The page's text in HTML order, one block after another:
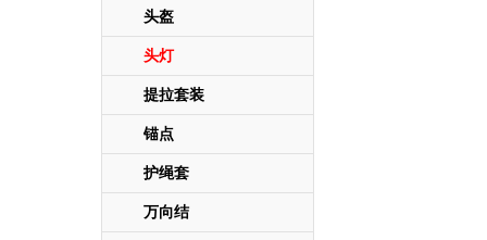
头盔
头灯
提拉套装
锚点
护绳套
万向结